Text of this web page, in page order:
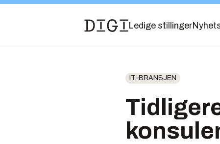
Ledige stillinger
IT-BRANSJEN